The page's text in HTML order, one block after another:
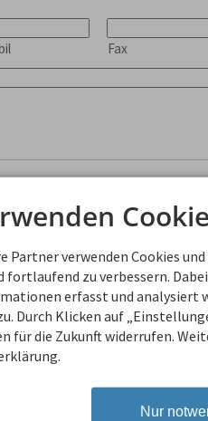
Fax
Partner verwenden Cookies
fortlaufend zu verbessern.
erfasst und analysiert
Durch Klicken auf
für die Zukunft widerrufen.
Nur